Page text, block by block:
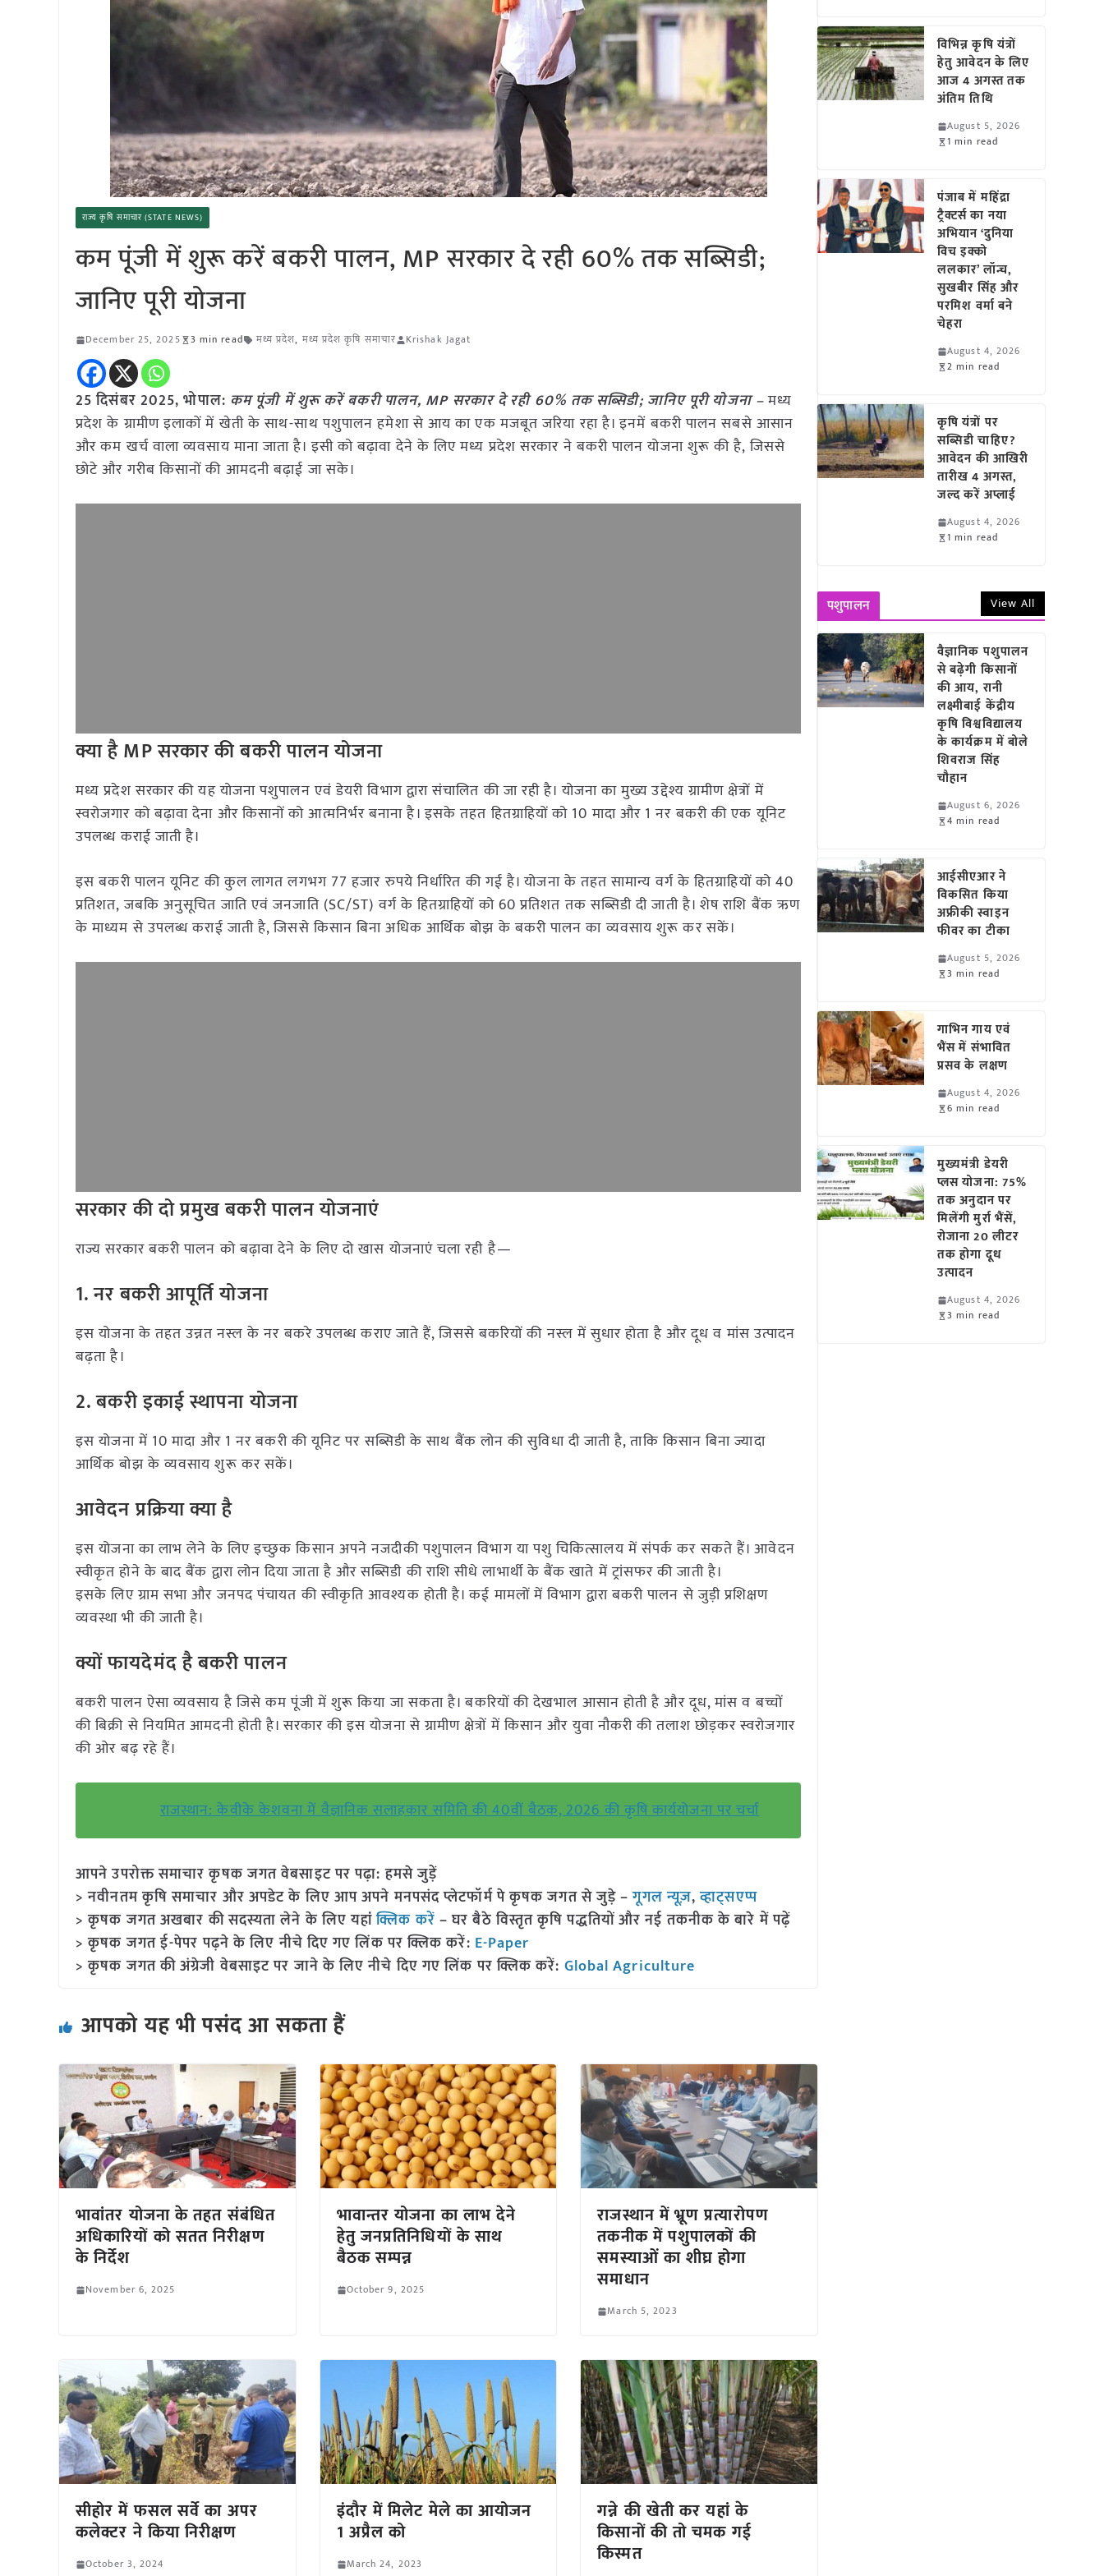
राज्य कृषि समाचार (STATE NEWS)
कम पूंजी में शुरू करें बकरी पालन, MP सरकार दे रही 60% तक सब्सिडी;
जानिए पूरी योजना
December 25, 2025 3 min read मध्य प्रदेश, मध्य प्रदेश कृषि समाचार Krishak Jagat
25 दिसंबर 2025, भोपाल: कम पूंजी में शुरू करें बकरी पालन, MP सरकार दे रही 60% तक सब्सिडी; जानिए पूरी योजना –मध्य
प्रदेश के ग्रामीण इलाकों में खेती के साथ-साथ पशुपालन हमेशा से आय का एक मजबूत जरिया रहा है। इनमें बकरी पालन सबसे आसान
और कम खर्च वाला व्यवसाय माना जाता है। इसी को बढ़ावा देने के लिए मध्य प्रदेश सरकार ने बकरी पालन योजना शुरू की है, जिससे
छोटे और गरीब किसानों की आमदनी बढ़ाई जा सके।
क्या है MP सरकार की बकरी पालन योजना
मध्य प्रदेश सरकार की यह योजना पशुपालन एवं डेयरी विभाग द्वारा संचालित की जा रही है। योजना का मुख्य उद्देश्य ग्रामीण क्षेत्रों में
स्वरोजगार को बढ़ावा देना और किसानों को आत्मनिर्भर बनाना है। इसके तहत हितग्राहियों को 10 मादा और 1 नर बकरी की एक यूनिट
उपलब्ध कराई जाती है।
इस बकरी पालन यूनिट की कुल लागत लगभग 77 हजार रुपये निर्धारित की गई है। योजना के तहत सामान्य वर्ग के हितग्राहियों को 40
प्रतिशत, जबकि अनुसूचित जाति एवं जनजाति (SC/ST) वर्ग के हितग्राहियों को 60 प्रतिशत तक सब्सिडी दी जाती है। शेष राशि बैंक ऋण
के माध्यम से उपलब्ध कराई जाती है, जिससे किसान बिना अधिक आर्थिक बोझ के बकरी पालन का व्यवसाय शुरू कर सकें।
सरकार की दो प्रमुख बकरी पालन योजनाएं
राज्य सरकार बकरी पालन को बढ़ावा देने के लिए दो खास योजनाएं चला रही है—
1. नर बकरी आपूर्ति योजना
इस योजना के तहत उन्नत नस्ल के नर बकरे उपलब्ध कराए जाते हैं, जिससे बकरियों की नस्ल में सुधार होता है और दूध व मांस उत्पादन
बढ़ता है।
2. बकरी इकाई स्थापना योजना
इस योजना में 10 मादा और 1 नर बकरी की यूनिट पर सब्सिडी के साथ बैंक लोन की सुविधा दी जाती है, ताकि किसान बिना ज्यादा
आर्थिक बोझ के व्यवसाय शुरू कर सकें।
आवेदन प्रक्रिया क्या है
इस योजना का लाभ लेने के लिए इच्छुक किसान अपने नजदीकी पशुपालन विभाग या पशु चिकित्सालय में संपर्क कर सकते हैं। आवेदन
स्वीकृत होने के बाद बैंक द्वारा लोन दिया जाता है और सब्सिडी की राशि सीधे लाभार्थी के बैंक खाते में ट्रांसफर की जाती है।
इसके लिए ग्राम सभा और जनपद पंचायत की स्वीकृति आवश्यक होती है। कई मामलों में विभाग द्वारा बकरी पालन से जुड़ी प्रशिक्षण
व्यवस्था भी की जाती है।
क्यों फायदेमंद है बकरी पालन
बकरी पालन ऐसा व्यवसाय है जिसे कम पूंजी में शुरू किया जा सकता है। बकरियों की देखभाल आसान होती है और दूध, मांस व बच्चों
की बिक्री से नियमित आमदनी होती है। सरकार की इस योजना से ग्रामीण क्षेत्रों में किसान और युवा नौकरी की तलाश छोड़कर स्वरोजगार
की ओर बढ़ रहे हैं।
राजस्थान: केवीके केशवना में वैज्ञानिक सलाहकार समिति की 40वीं बैठक, 2026 की कृषि कार्ययोजना पर चर्चा
आपने उपरोक्त समाचार कृषक जगत वेबसाइट पर पढ़ा: हमसे जुड़ें
> नवीनतम कृषि समाचार और अपडेट के लिए आप अपने मनपसंद प्लेटफॉर्म पे कृषक जगत से जुड़े –गूगल न्यूज़,व्हाट्सएप्प
> कृषक जगत अखबार की सदस्यता लेने के लिए यहांक्लिक करें – घर बैठे विस्तृत कृषि पद्धतियों और नई तकनीक के बारे में पढ़ें
> कृषक जगत ई-पेपर पढ़ने के लिए नीचे दिए गए लिंक पर क्लिक करें: E-Paper
> कृषक जगत की अंग्रेजी वेबसाइट पर जाने के लिए नीचे दिए गए लिंक पर क्लिक करें: Global Agriculture
आपको यह भी पसंद आ सकता हैं
भावांतर योजना के तहत संबंधित
अधिकारियों को सतत निरीक्षण
के निर्देश
November 6, 2025
भावान्तर योजना का लाभ देने
हेतु जनप्रतिनिधियों के साथ
बैठक सम्पन्न
October 9, 2025
राजस्थान में भ्रूण प्रत्यारोपण
तकनीक में पशुपालकों की
समस्याओं का शीघ्र होगा
समाधान
March 5, 2023
सीहोर में फसल सर्वे का अपर
कलेक्टर ने किया निरीक्षण
October 3, 2024
इंदौर में मिलेट मेले का आयोजन
1 अप्रैल को
March 24, 2023
गन्ने की खेती कर यहां के
किसानों की तो चमक गई
किस्मत
विभिन्न कृषि यंत्रों
हेतु आवेदन के लिए
आज 4 अगस्त तक
अंतिम तिथि
August 5, 2026
1 min read
पंजाब में महिंद्रा
ट्रैक्टर्स का नया
अभियान ‘दुनिया
विच इक्को
ललकार’ लॉन्च,
सुखबीर सिंह और
परमिश वर्मा बने
चेहरा
August 4, 2026
2 min read
कृषि यंत्रों पर
सब्सिडी चाहिए?
आवेदन की आखिरी
तारीख 4 अगस्त,
जल्द करें अप्लाई
August 4, 2026
1 min read
पशुपालन View All
वैज्ञानिक पशुपालन
से बढ़ेगी किसानों
की आय, रानी
लक्ष्मीबाई केंद्रीय
कृषि विश्वविद्यालय
के कार्यक्रम में बोले
शिवराज सिंह
चौहान
August 6, 2026
4 min read
आईसीएआर ने
विकसित किया
अफ्रीकी स्वाइन
फीवर का टीका
August 5, 2026
3 min read
गाभिन गाय एवं
भैंस में संभावित
प्रसव के लक्षण
August 4, 2026
6 min read
मुख्यमंत्री डेयरी
प्लस योजना: 75%
तक अनुदान पर
मिलेंगी मुर्रा भैंसें,
रोजाना 20 लीटर
तक होगा दूध
उत्पादन
August 4, 2026
3 min read